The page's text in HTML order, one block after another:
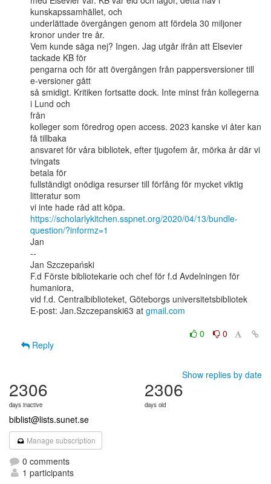
kunskapssamhället, och
underlättade övergången genom att fördela 30 miljoner
kronor under tre år.
Vem kunde säga nej? Ingen. Jag utgår ifrån att Elsevier
tackade KB för
pengarna och för att övergången från pappersversioner till
e-versioner gått
så smidigt. Kritiken fortsatte dock. Inte minst från kollegerna
i Lund och
från
kolleger som föredrog open access. 2023 kanske vi åter kan
få tillbaka
ansvaret för våra bibliotek, efter tjugofem år, mörka år där vi
tvingats
betala för
fullständigt onödiga resurser till förfång för mycket viktig
litteratur som
https://scholarlykitchen.sspnet.org/2020/04/13/bundle-
question/?informz=1
Jan
--
Jan Szczepański
F.d Förste bibliotekarie och chef för f.d Avdelningen för
humaniora,
vid f.d. Centralbiblioteket, Göteborgs universitetsbibliotek
E-post: Jan.Szczepanski63 at gmail.com
0
0
Reply
Show replies by date
2306
days inactive
2306
days old
biblist@lists.sunet.se
Manage subscription
0 comments
1 participants